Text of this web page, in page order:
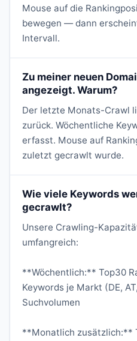
Mouse auf die
bewegen — dann
Intervall.
Zu meiner neuen
angezeigt. Warum?
Der letzte Monats-Crawl
zurück. Wöchentliche
erfasst. Mouse auf
zuletzt gecrawlt wurde.
Wie viele Keywords
gecrawlt?
Unsere Crawling-
umfangreich:
**Wöchentlich:** Top30
Keywords je Markt (DE,
Suchvolumen
**Monatlich zusätzlich:**